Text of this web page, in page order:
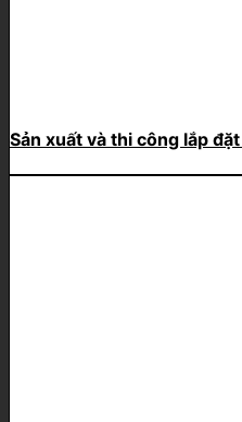
Sản xuất và thi công lắp